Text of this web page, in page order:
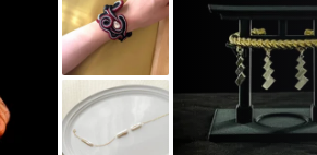
リーは、水に触れたり、シャワーを浴びた
軽く拭き、